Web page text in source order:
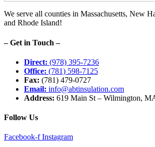
We serve all counties in Massachusetts, New
and Rhode Island!
– Get in Touch –
Direct: (978) 395-7236
Office: (781) 598-7125
Fax: (781) 479-0727
Email: info@abtinsulation.com
Address: 619 Main St – Wilmington,
Follow Us
Facebook-f Instagram